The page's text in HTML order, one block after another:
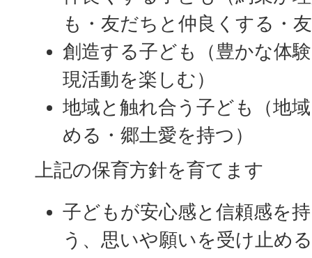
も・友だちと仲良くする・
創造する子ども（豊かな体
現活動を楽しむ）
地域と触れ合う子ども（地
める・郷土愛を持つ）​​​​​
上記の保育方針を育てます
子どもが安心感と信頼感を
う、思いや願いを受け止め